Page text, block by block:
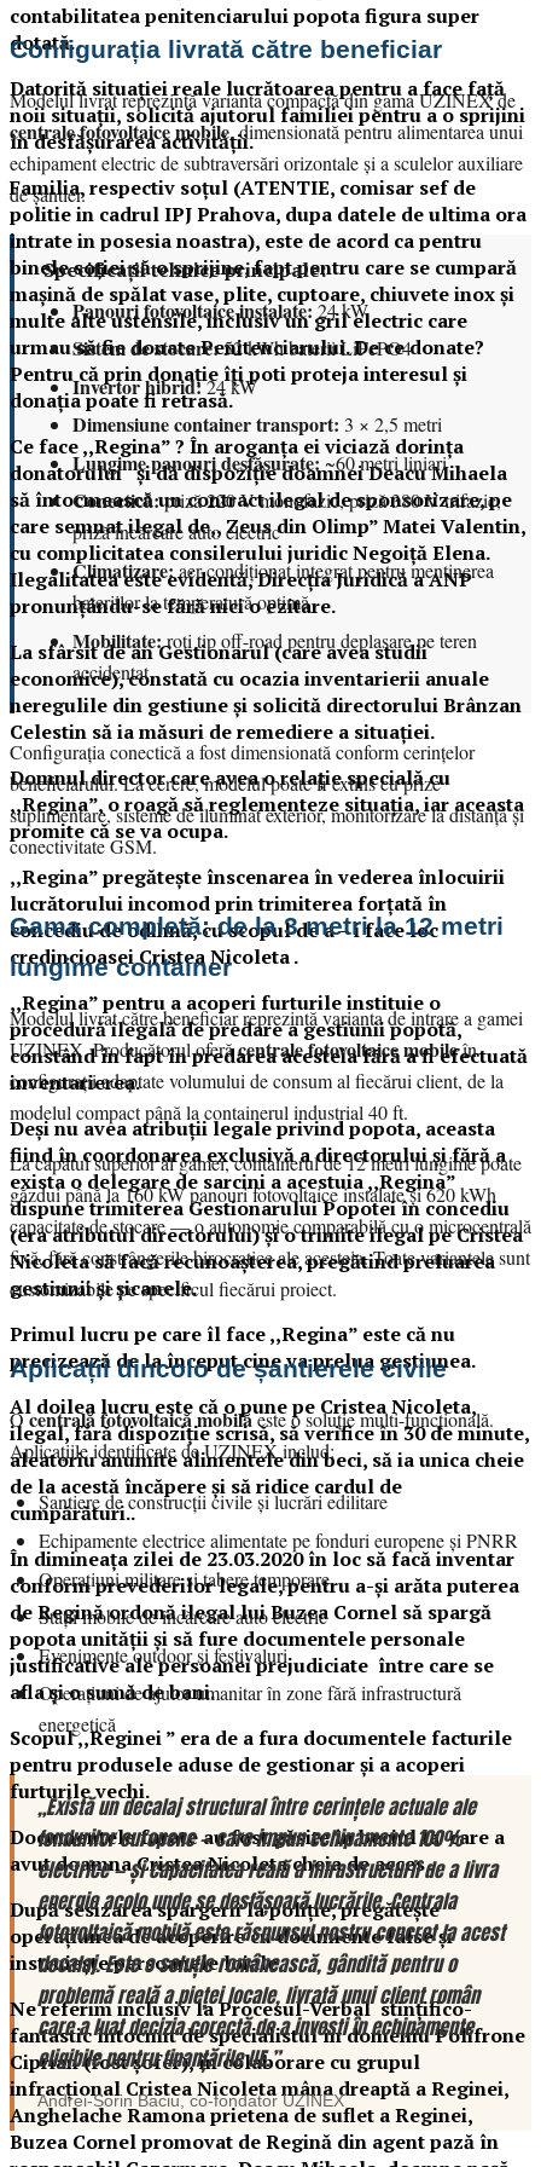
contabilitatea penitenciarului popota figura super
dotată.
Datorită situației reale lucrătoarea pentru a face față
noii situații, solicită ajutorul familiei pentru a o sprijini
în desfășurarea activității.
Familia, respectiv soțul (ATENTIE, comisar sef de
politie in cadrul IPJ Prahova, dupa datele de ultima ora
intrate in posesia noastra), este de acord ca pentru
binele soției să o sprijine, fapt pentru care se cumpară
mașină de spălat vase, plite, cuptoare, chiuvete inox și
multe alte ustensile, inclusiv un gril electric care
urmau să fie donate Penitenciarului. De ce donate?
Pentru că prin donație îți poti proteja interesul și
donația poate fi retrasă.
Ce face ,,Regina” ? În aroganța ei viciază dorința
donatorului și dă dispoziție doamnei Deacu Mihaela
să întocmească un contract ilegal de sponsorizare, pe
care semnat ilegal de,, Zeus din Olimp” Matei Valentin,
cu complicitatea consilerului juridic Negoiță Elena.
Ilegalitatea este evidentă, Direcția Juridică a ANP
pronunțându-se fără nici o ezitare.
La sfârsit de an Gestionarul (care avea studii
economice), constată cu ocazia inventarierii anuale
neregulile din gestiune și solicită directorului Brânzan
Celestin să ia măsuri de remediere a situației.
Domnul director care avea o relație specială cu
,,Regina”, o roagă să reglementeze situația, iar aceasta
promite că se va ocupa.
,,Regina” pregătește înscenarea în vederea înlocuirii
lucrătorului incomod prin trimiterea forțată în
concediu de odihnă, cu scopul de a – i face loc
credincioasei Cristea Nicoleta .
,,Regina” pentru a acoperi furturile instituie o
procedură ilegală de predare a gestiunii popotă,
constând în fapt în predarea acesteia fără a fi efectuată
inventarierea.
Deși nu avea atribuții legale privind popota, aceasta
fiind în coordonarea exclusivă a directorului și fără a
exista o delegare de sarcini a acestuia ,,Regina”
dispune trimiterea Gestionarului Popotei în concediu
(era atributul directorului) și o trimite ilegal pe Cristea
Nicoleta să facă recunoașterea, pregătind preluarea
gestiunii și șicanele.
Primul lucru pe care îl face ,,Regina” este că nu
precizează de la început cine va prelua gestiunea.
Al doilea lucru este că o pune pe Cristea Nicoleta,
ilegal, fără dispoziție scrisă, să verifice în 30 de minute,
aleatoriu anumite alimentele din beci, să ia unica cheie
de la acestă încăpere și să ridice cardul de
cumpărături..
În dimineața zilei de 23.03.2020 în loc să facă inventar
conform prevederilor legale, pentru a-și arăta puterea
de Regină ordonă ilegal lui Buzea Cornel să spargă
popota unității și să fure documentele personale
justificative ale persoanei prejudiciate între care se
afla și o sumă de bani.
Scopul ,,Reginei ” era de a fura documentele facturile
pentru produsele aduse de gestionar și a acoperi
furturile vechi.
Documentele furate au fost găsite în beciul la care a
avut doamna Cristea Nicoleta cheia de acces .
După sesizarea spargerii la poliție, pregătește
operațiunea de acoperire cu documente false și
instruiește persoanele loiale.
Ne referim inclusiv la Procesul-Verbal stințifico-
fantastic întocmit de specialistul în domeniu Polifrone
Ciprian (fost șofer), în colaborare cu grupul
infracțional Cristea Nicoleta mâna dreaptă a Reginei,
Anghelache Ramona prietena de suflet a Reginei,
Buzea Cornel promovat de Regină din agent pază în
Configurația livrată către beneficiar
Modelul livrat reprezintă varianta compactă din gama UZINEX de
centrale fotovoltaice mobile, dimensionată pentru alimentarea unui
echipament electric de subtraversări orizontale și a sculelor auxiliare
de șantier.
Specificații tehnice principale:
Panouri fotovoltaice instalate:24 kW
Sistem de stocare:52 kWh baterii LiFePO4
Invertor hibrid:24 kW
Dimensiune container transport: 3 × 2,5 metri
Lungime panouri desfășurate:~60 metri liniari
Conectică:priză 220 V monofazic, priză 380 V trifazic,
priză încărcare auto electric
Climatizare:aer condiționat integrat pentru menținerea
bateriilor la temperatură optimă
Mobilitate:roți tip off-road pentru deplasare pe teren
accidentat
Configurația conectică a fost dimensionată conform cerințelor
beneficiarului. La cerere, modelul poate fi extins cu prize
suplimentare, sisteme de iluminat exterior, monitorizare la distanță și
conectivitate GSM.
Gama completă: de la 3 metri la 12 metri
lungime container
Modelul livrat către beneficiar reprezintă varianta de intrare a gamei
UZINEX. Producătorul oferăcentrale fotovoltaice mobileîn
configurații adaptate volumului de consum al fiecărui client, de la
modelul compact până la containerul industrial 40 ft.
La capătul superior al gamei, containerul de 12 metri lungime poate
găzdui până la 160 kW panouri fotovoltaice instalate și 620 kWh
capacitate de stocare — o autonomie comparabilă cu o microcentrală
fixă, fără constrângerile birocratice ale acesteia. Toate variantele sunt
customizabile pe specificul fiecărui proiect.
Aplicații dincolo de șantierele civile
Ocentrală fotovoltaică mobilăeste o soluție multi-funcțională.
Aplicațiile identificate de UZINEX includ:
Șantiere de construcții civile și lucrări edilitare
Echipamente electrice alimentate pe fonduri europene și PNRR
Operațiuni militare și tabere temporare
Stații mobile de încărcare auto electric
Evenimente outdoor și festivaluri
Operațiuni de ajutor umanitar în zone fără infrastructură
energetică
„Există un decalaj structural între cerințele actuale ale
fondurilor europene — care impun echipamente 100%
electrice — și capacitatea reală a infrastructurii de a livra
energie acolo unde se desfășoară lucrările. Centrala
fotovoltaică mobilă este răspunsul nostru concret la acest
decalaj. Este o soluție românească, gândită pentru o
problemă reală a pieței locale, livrată unui client român
care a luat decizia corectă de a investi în echipamente
eligibile pentru finanțările UE.”
Andrei-Sorin Baciu, co-fondatorUZINEX